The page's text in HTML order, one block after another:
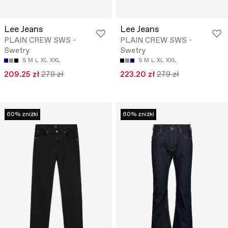
Lee Jeans
PLAIN CREW SWS -
Swetry
S M L XL XXL
209.25 zł 279 zł
Lee Jeans
PLAIN CREW SWS -
Swetry
S M L XL XXL
223.20 zł 279 zł
60% zniżki 60% zniżki